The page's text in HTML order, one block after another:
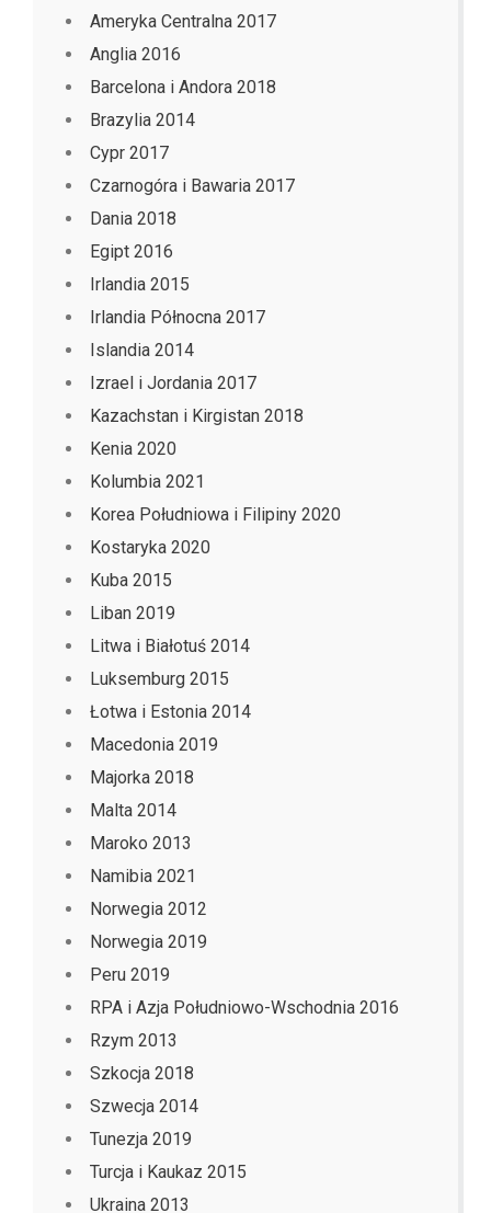
Ameryka Centralna 2017
Anglia 2016
Barcelona i Andora 2018
Brazylia 2014
Cypr 2017
Czarnogóra i Bawaria 2017
Dania 2018
Egipt 2016
Irlandia 2015
Irlandia Północna 2017
Islandia 2014
Izrael i Jordania 2017
Kazachstan i Kirgistan 2018
Kenia 2020
Kolumbia 2021
Korea Południowa i Filipiny 2020
Kostaryka 2020
Kuba 2015
Liban 2019
Litwa i Białotuś 2014
Luksemburg 2015
Łotwa i Estonia 2014
Macedonia 2019
Majorka 2018
Malta 2014
Maroko 2013
Namibia 2021
Norwegia 2012
Norwegia 2019
Peru 2019
RPA i Azja Południowo-Wschodnia 2016
Rzym 2013
Szkocja 2018
Szwecja 2014
Tunezja 2019
Turcja i Kaukaz 2015
Ukraina 2013